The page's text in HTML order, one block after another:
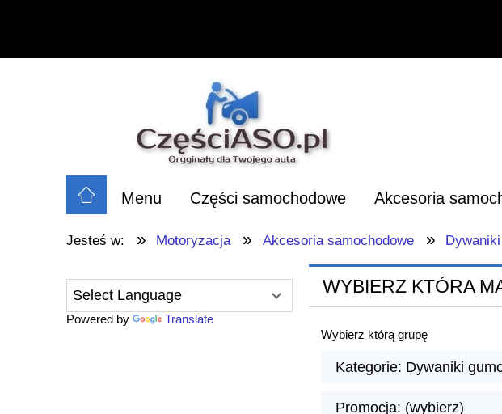
Menu Części samochodowe Akcesoria
Jesteś w: » Motoryzacja » Akcesoria samochodowe » Dywaniki
Powered by Translate
WYBIERZ KTÓRA
Wybierz którą grupę
Kategorie: Dywaniki
Promocja: (wybierz)